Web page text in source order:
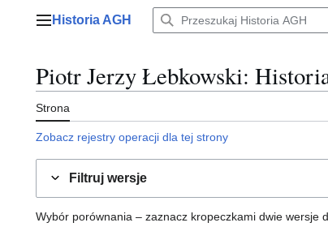
Menu główne
Historia AGH
Piotr Jerzy Łebkowski:
Strona
Zobacz rejestry operacji dla tej strony
Filtruj wersje
Wybór porównania – zaznacz kropeczkami dwie wersje